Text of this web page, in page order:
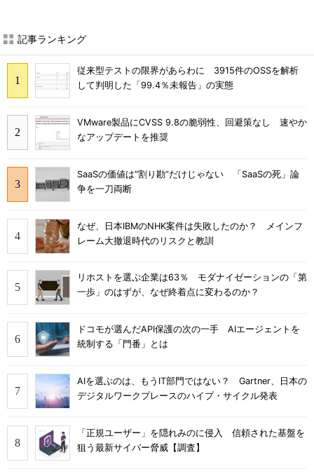
記事ランキング
従来型テストの限界があらわに 3915件のOSSを解析
して判明した「99.4％未報告」の実態
VMware製品にCVSS 9.8の脆弱性、回避策なし 速やか
なアップデートを推奨
SaaSの価値は“割り勘”だけじゃない 「SaaSの死」論
争を一刀両断
なぜ、日本IBMのNHK案件は失敗したのか？ メインフ
レーム大撤退時代のリスクと教訓
リホストを選ぶ企業は63％ モダナイゼーションの「第
一歩」のはずが、なぜ終着点に変わるのか？
ドコモが選んだAPI保護の次の一手 AIエージェントを
統制する「門番」とは
AIを選ぶのは、もうIT部門ではない？ Gartner、日本の
デジタルワークプレースのハイプ・サイクル発表
「正規ユーザー」を隠れみのに侵入 信頼された基盤を
狙う最新サイバー脅威【調査】